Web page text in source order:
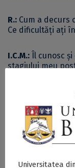
R.: Cum a decurs
Ce dificultăți ați
I.C.M.: Îl cunosc
stagiului meu
dintre acestea
colaborarea
carte a fost
online, cu
articole
textelor
Universitatea